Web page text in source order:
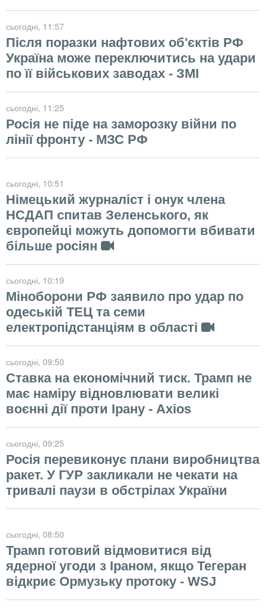
сьогодні, 11:57
Після поразки нафтових об'єктів РФ
Україна може переключитись на удари
по її військових заводах - ЗМІ
сьогодні, 11:25
Росія не піде на заморозку війни по
лінії фронту - МЗС РФ
сьогодні, 10:51
Німецький журналіст і онук члена
НСДАП спитав Зеленського, як
європейці можуть допомогти вбивати
більше росіян
сьогодні, 10:19
Міноборони РФ заявило про удар по
одеській ТЕЦ та семи
електропідстанціям в області
сьогодні, 09:50
Ставка на економічний тиск. Трамп не
має наміру відновлювати великі
воєнні дії проти Ірану - Axios
сьогодні, 09:25
Росія перевиконує плани виробництва
ракет. У ГУР закликали не чекати на
тривалі паузи в обстрілах України
сьогодні, 08:50
Трамп готовий відмовитися від
ядерної угоди з Іраном, якщо Тегеран
відкриє Ормузьку протоку - WSJ